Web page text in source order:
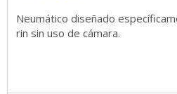
Neumático diseñado
rin sin uso de cámara.